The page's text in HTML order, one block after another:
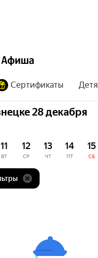
Сертификаты
28 декабря
11
ВТ
12
СР
13
ЧТ
14
ПТ
15
СБ